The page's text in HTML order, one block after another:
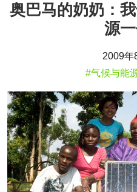
奥巴马的奶奶：
源一
2009年
#气候与能